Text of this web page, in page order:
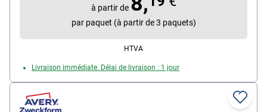
à partir de
par paquet (à partir de 3 paquets)
HTVA
Livraison immédiate. Délai de livraison : 1 jour